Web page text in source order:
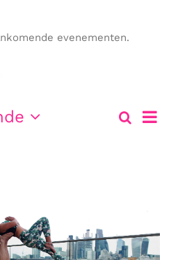
evenementen.
en
Zoeken
Lijst